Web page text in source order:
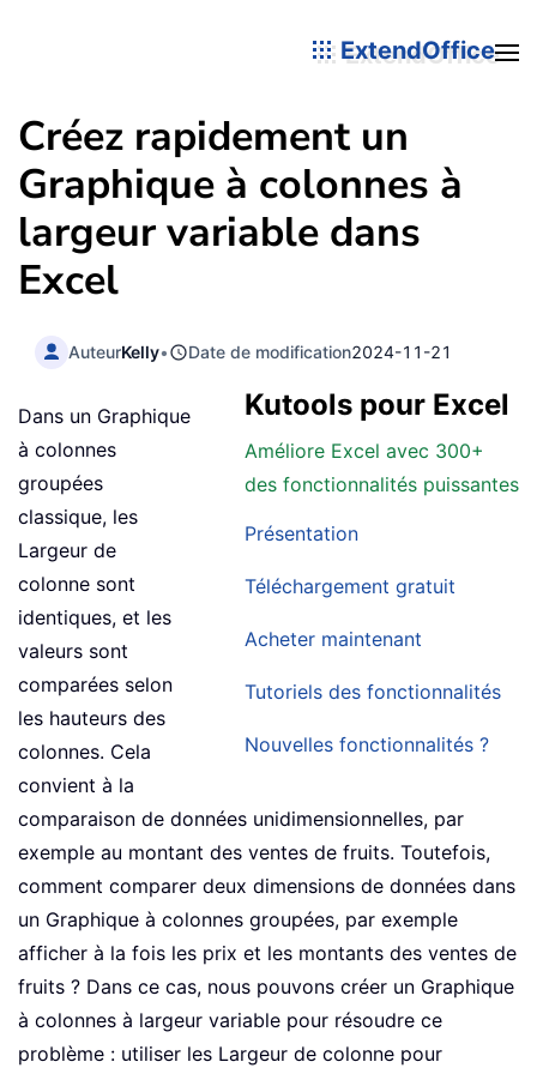
ExtendOffice
Créez rapidement un
Graphique à colonnes à
largeur variable dans
Excel
AuteurKelly• Date de modification2024-11-21
Kutools pour Excel
Améliore Excel avec 300+
des fonctionnalités puissantes
Présentation
Téléchargement gratuit
Acheter maintenant
Tutoriels des fonctionnalités
Nouvelles fonctionnalités ?
Dans un Graphique
à colonnes
groupées
classique, les
Largeur de
colonne sont
identiques, et les
valeurs sont
comparées selon
les hauteurs des
colonnes. Cela
convient à la
comparaison de données unidimensionnelles, par
exemple au montant des ventes de fruits. Toutefois,
comment comparer deux dimensions de données dans
un Graphique à colonnes groupées, par exemple
afficher à la fois les prix et les montants des ventes de
fruits ? Dans ce cas, nous pouvons créer un Graphique
à colonnes à largeur variable pour résoudre ce
problème : utiliser les Largeur de colonne pour